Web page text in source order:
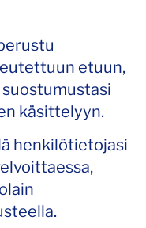
etuun,
käsittelyyn.
henkilötietojasi